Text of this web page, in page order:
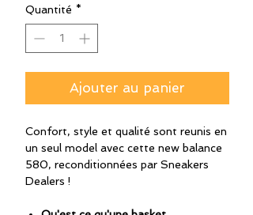
Quantité *
Ajouter au panier
Confort, style et qualité sont reunis en
un seul model avec cette new balance
580, reconditionnées par Sneakers
Dealers !